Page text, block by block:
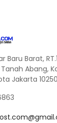
Baru Barat,
Abang,
Jakarta 10250